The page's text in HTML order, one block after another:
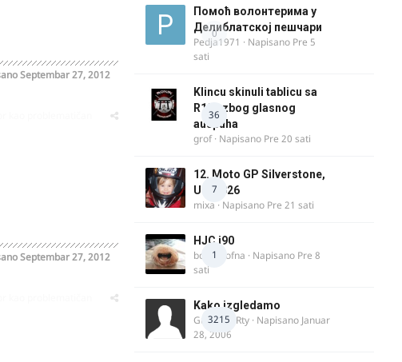
Septembar 27, 2012
Septembar 27, 2012
0
Помоћ волонтерима у
Делиблатској пешчари
Pedja1971 · Napisano Pre 5
sati
36
Klincu skinuli tablicu sa
R125 zbog glasnog
auspuha
grof· Napisano Pre 20 sati
7
12. Moto GP Silverstone,
UK, 2026
mixa · Napisano Pre 21 sati
1
HJC i90
bobi_krofna · Napisano Pre 8
sati
3215
Kako izgledamo
Guest diRRty · Napisano Januar
28, 2006